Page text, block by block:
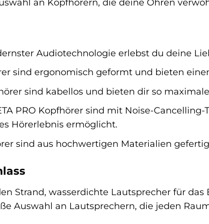
an Kopfhörern, die deine Ohren
Audiotechnologie erlebst du deine
sind ergonomisch geformt und bieten
sind kabellos und bieten dir so
PRO Kopfhörer sind mit Noise-
Hörerlebnis ermöglicht.
sind aus hochwertigen Materialien
Strand, wasserdichte Lautsprecher für
Auswahl an Lautsprechern, die jeden